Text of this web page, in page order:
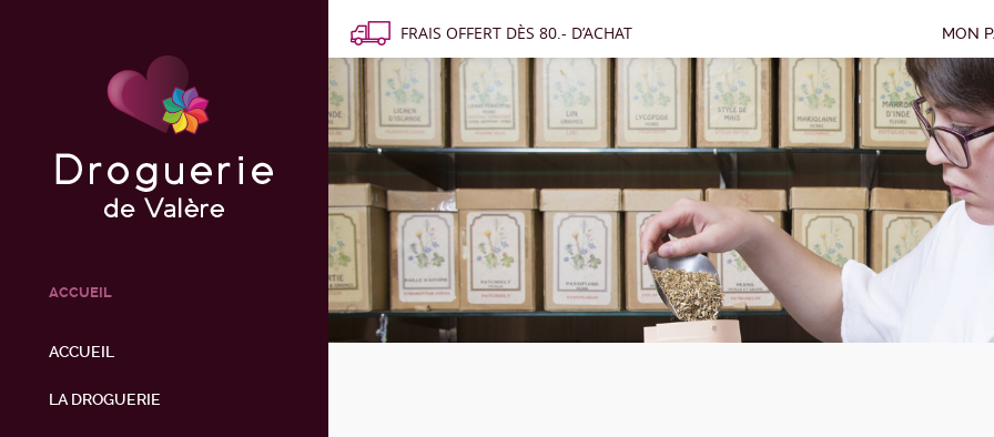
ACCUEIL
ACCUEIL
LA DROGUERIE
FRAIS OFFERT DÈS 80.- D’ACHAT MON